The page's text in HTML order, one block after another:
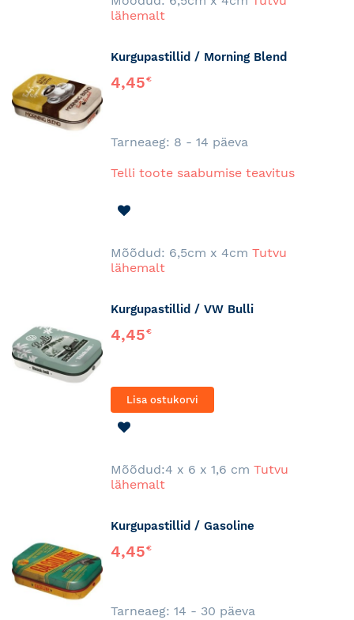
lähemalt
Kurgupastillid / Morning Blend
4,45€
Tarneaeg: 8 - 14 päeva
Telli toote saabumise teavitus
Mõõdud: 6,5cm x 4cm Tutvu
lähemalt
Kurgupastillid / VW Bulli
4,45€
Lisa ostukorvi
Mõõdud:4 x 6 x 1,6 cm Tutvu
lähemalt
Kurgupastillid / Gasoline
4,45€
Tarneaeg: 14 - 30 päeva